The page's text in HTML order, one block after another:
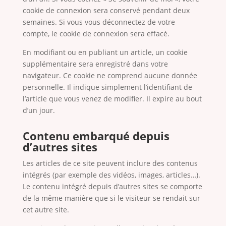
cookie de connexion sera conservé pendant deux
semaines. Si vous vous déconnectez de votre
compte, le cookie de connexion sera effacé.
En modifiant ou en publiant un article, un cookie
supplémentaire sera enregistré dans votre
navigateur. Ce cookie ne comprend aucune donnée
personnelle. Il indique simplement l’identifiant de
l’article que vous venez de modifier. Il expire au bout
d’un jour.
Contenu embarqué depuis
d’autres sites
Les articles de ce site peuvent inclure des contenus
intégrés (par exemple des vidéos, images, articles…).
Le contenu intégré depuis d’autres sites se comporte
de la même manière que si le visiteur se rendait sur
cet autre site.